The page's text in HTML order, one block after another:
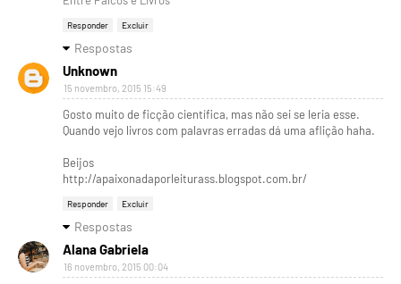
Responder Excluir
Respostas
Unknown
15 novembro, 2015 15:49
Gosto muito de ficção científica, mas não sei se leria esse.
Quando vejo livros com palavras erradas dá uma aflição haha.
Beijos
http://apaixonadaporleiturass.blogspot.com.br/
Responder Excluir
Respostas
Alana Gabriela
16 novembro, 2015 00:04